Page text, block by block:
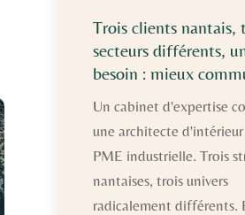
Trois clients nantais,
secteurs différents,
besoin : mieux
Un cabinet d'expertise
une architecte
PME industrielle. Trois
nantaises, trois univers
radicalement différents.